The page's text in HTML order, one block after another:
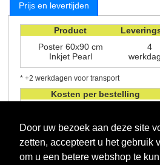
Door uw bezoek aan deze site
zetten, accepteert u het gebruik
om u een betere webshop te
Prijs en levertijden
Product
Poster 60x90 cm
Inkjet Pearl
4
* +2 werkdagen voor transport
Kosten per bestelling
Verzendkosten - levering in de
winkel